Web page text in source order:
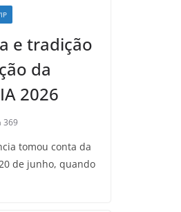
e tradição
da
2026
369
tomou conta da
de junho, quando